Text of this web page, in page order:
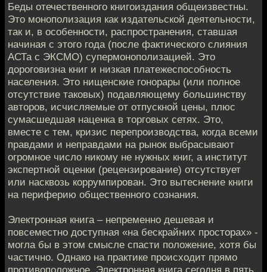
Беды отечественного книгоиздания общеизвестны.
Это монополизация как издательской деятельности,
так и, в особенности, распространения, ставшая
начиная с этого года (после фактического слияния
АСТа с ЭКСМО) супермонополизацией. Это
дороговизна книг и низкая платежеспособность
населения. Это нищенские гонорары (или полное
отсутствие таковых) подавляющему большинству
авторов, исчисляемые от отпускной цены, плюс
сумасшедшая наценка в торговых сетях. Это,
вместе с тем, кризис перепроизводства, когда всеми
правдами и неправдами на рынок выбрасывают
огромное число никому не нужных книг, а институт
экспертной оценки (рецензирование) отсутствует
или насквозь коррумпирован. Это вытеснение книги
на периферию общественного сознания.
Электронная книга – непременно дешевая и
повсеместно доступная «на бескрайних просторах» -
могла бы в этом смысле спасти положение, хотя бы
частично. Однако на практике происходит прямо